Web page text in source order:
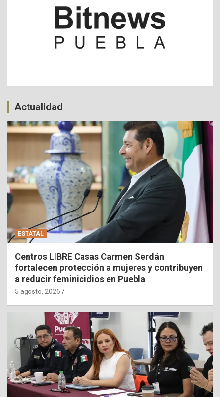
Actualidad
ESTATAL
Centros LIBRE Casas Carmen Serdán
fortalecen protección a mujeres y contribuyen
a reducir feminicidios en Puebla
5 agosto, 2026